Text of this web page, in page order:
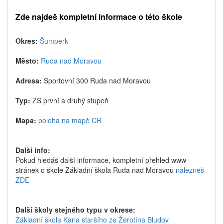
Zde najdeš kompletní informace o této škole
Okres: Šumperk
Město: Ruda nad Moravou
Adresa: Sportovní 300 Ruda nad Moravou
Typ: ZŠ první a druhý stupeň
Mapa: poloha na mapě ČR
Další info:
Pokud hledáš další informace, kompletní přehled www
stránek o škole Základní škola Ruda nad Moravou nalezneš
ZDE
Další školy stejného typu v okrese:
Základní škola Karla staršího ze Žerotína Bludov